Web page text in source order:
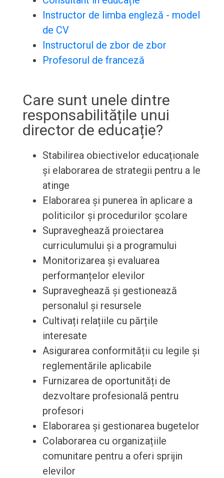
Instructor de limba engleză - model
de CV
Instructorul de zbor de zbor
Profesorul de franceză
Care sunt unele dintre
responsabilitățile unui
director de educație?
Stabilirea obiectivelor educaționale
și elaborarea de strategii pentru a le
atinge
Elaborarea și punerea în aplicare a
politicilor și procedurilor școlare
Supraveghează proiectarea
curriculumului și a programului
Monitorizarea și evaluarea
performanțelor elevilor
Supraveghează și gestionează
personalul și resursele
Cultivați relațiile cu părțile
interesate
Asigurarea conformității cu legile și
reglementările aplicabile
Furnizarea de oportunități de
dezvoltare profesională pentru
profesori
Elaborarea și gestionarea bugetelor
Colaborarea cu organizațiile
comunitare pentru a oferi sprijin
elevilor